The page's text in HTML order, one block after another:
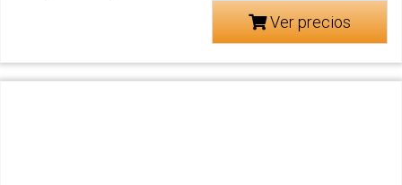
Ver precios